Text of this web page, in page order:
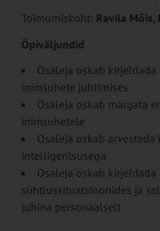
Toimumiskoht: Ravila Mõis,
Õpiväljundid
Osaleja oskab
inimsuhete juhtimises
Osaleja oskab märgata
inimsuhetele
Osaleja oskab
intelligentsusega
Osaleja oskab
suhtlussituatsioonides ja
juhina personaalselt